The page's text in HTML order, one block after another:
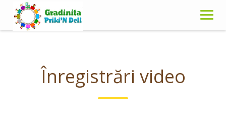
content
Înregistrări video